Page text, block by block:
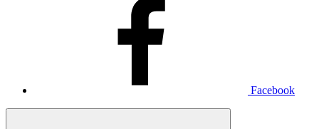
Facebook